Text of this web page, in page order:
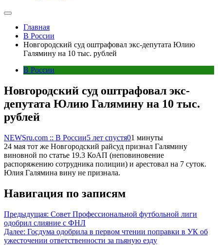
Главная
В России
Новгородский суд оштрафовал экс-депутата Юлию
Галямину на 10 тыс. рублей
В России
Новгородский суд оштрафовал экс-
депутата Юлию Галямину на 10 тыс.
рублей
NEWSru.com :: В России5 лет спустя01 минуты
24 мая тот же Новгородский райсуд признал Галямину
виновной по статье 19.3 КоАП (неповиновение
распоряжению сотрудника полиции) и арестовал на 7 суток.
Юлия Галямина вину не признала.
Навигация по записям
Предыдущая: Совет Профессиональной футбольной лиги
одобрил слияние с ФНЛ
Далее: Госдума одобрила в первом чтении поправки в УК об
ужесточении ответственности за пьяную езду